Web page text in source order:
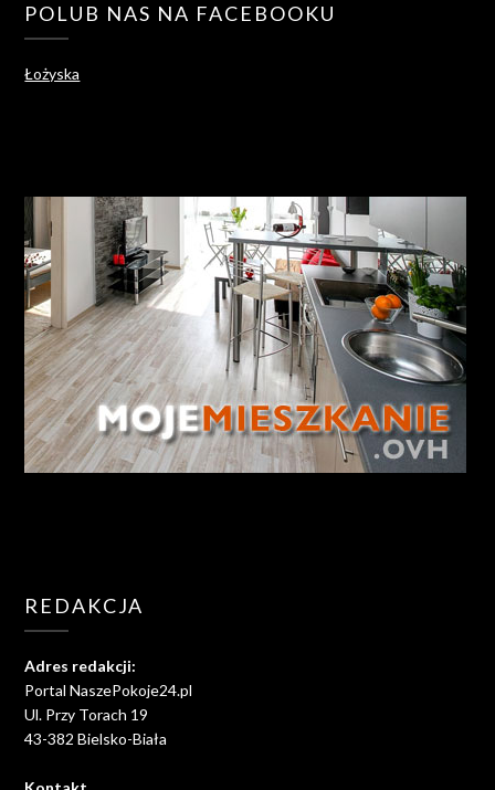
POLUB NAS NA FACEBOOKU
Łożyska
REDAKCJA
Adres redakcji:
Portal NaszePokoje24.pl
Ul. Przy Torach 19
43-382 Bielsko-Biała